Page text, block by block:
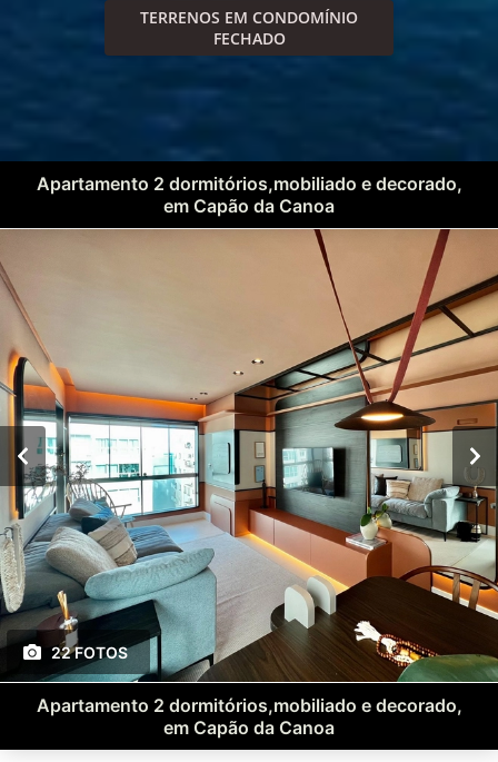
TERRENOS EM CONDOMÍNIO
FECHADO
Apartamento 2 dormitórios,mobiliado e decorado,
em Capão da Canoa
22 FOTOS
Apartamento 2 dormitórios,mobiliado e decorado,
em Capão da Canoa